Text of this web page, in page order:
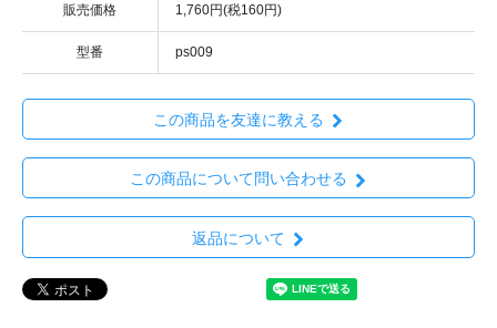
販売価格 1,760円(税160円)
型番 ps009
この商品を友達に教える
この商品について問い合わせる
返品について